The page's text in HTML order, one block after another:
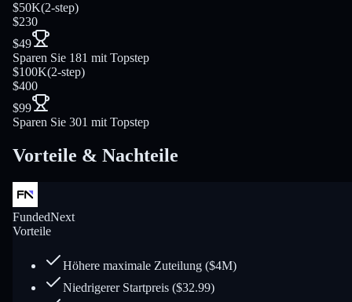
$50K(2-step)
$230
$49
Sparen Sie 181 mit Topstep
$100K(2-step)
$400
$99
Sparen Sie 301 mit Topstep
Vorteile & Nachteile
FundedNext
Vorteile
Höhere maximale Zuteilung ($4M)
Niedrigerer Startpreis ($32.99)